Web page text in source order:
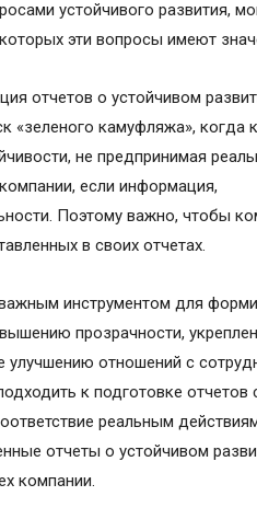
устойчивого развития,
эти вопросы имеют
отчетов о устойчивом
«зеленого камуфляжа», когда
не предпринимая
если информация,
Поэтому важно, чтобы
в своих отчетах.
инструментом для
прозрачности,
улучшению отношений с
к подготовке отчетов
реальным
отчеты о устойчивом
компании.